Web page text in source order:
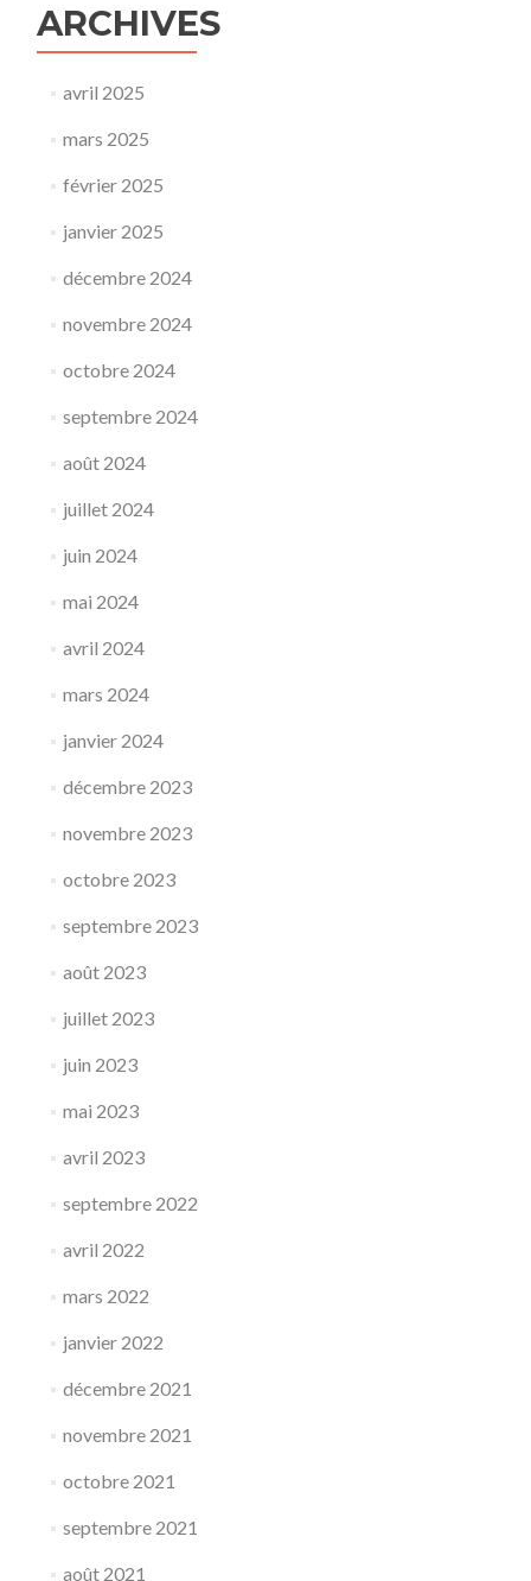
ARCHIVES
avril 2025
mars 2025
février 2025
janvier 2025
décembre 2024
novembre 2024
octobre 2024
septembre 2024
août 2024
juillet 2024
juin 2024
mai 2024
avril 2024
mars 2024
janvier 2024
décembre 2023
novembre 2023
octobre 2023
septembre 2023
août 2023
juillet 2023
juin 2023
mai 2023
avril 2023
septembre 2022
avril 2022
mars 2022
janvier 2022
décembre 2021
novembre 2021
octobre 2021
septembre 2021
août 2021